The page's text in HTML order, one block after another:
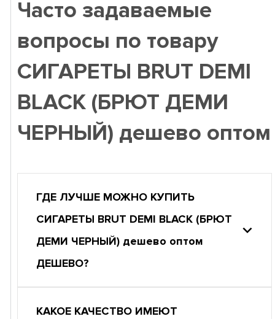
Часто задаваемые
вопросы по товару
СИГАРЕТЫ BRUT DEMI
BLACK (БРЮТ ДЕМИ
ЧЕРНЫЙ) дешево оптом
ГДЕ ЛУЧШЕ МОЖНО КУПИТЬ
СИГАРЕТЫ BRUT DEMI BLACK (БРЮТ
ДЕМИ ЧЕРНЫЙ) дешево оптом
ДЕШЕВО?
КАКОЕ КАЧЕСТВО ИМЕЮТ